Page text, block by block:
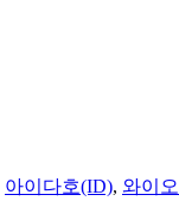
아이다호(ID), 와이